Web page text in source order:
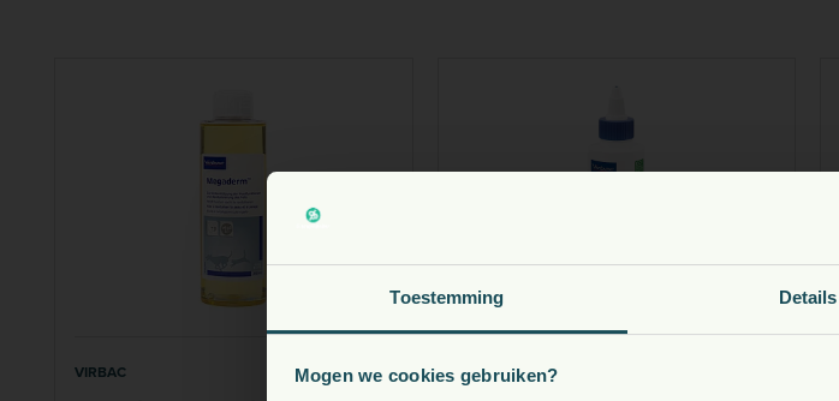
Toestemming Details
Mogen we cookies gebruiken?
VIRBAC VIRBAC